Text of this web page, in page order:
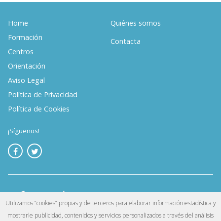
Home
Formación
Centros
Orientación
Aviso Legal
Política de Privacidad
Política de Cookies
Quiénes somos
Contacta
¡Síguenos!
Utilizamos “cookies” propias y de terceros para elaborar información estadística y
mostrarle publicidad, contenidos y servicios personalizados a través del análisis